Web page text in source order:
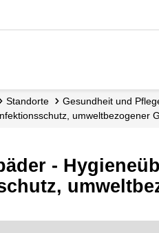
Standorte Gesundheit und
umweltbezogener
-